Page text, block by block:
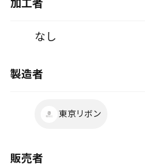
加工者
なし
製造者
東京リボン
販売者